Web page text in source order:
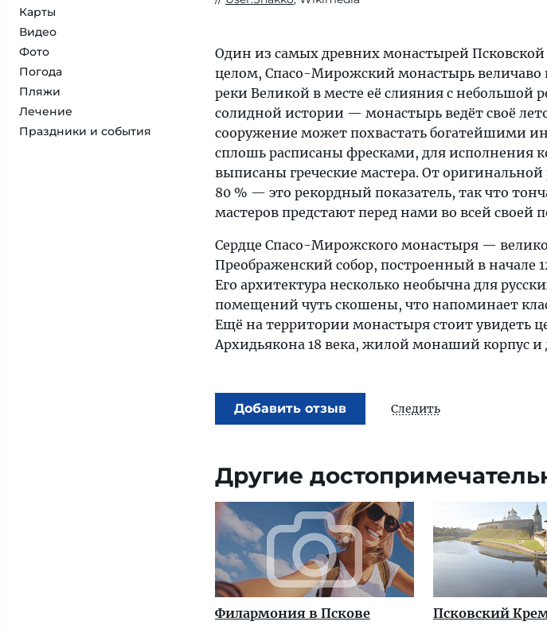
Карты
Видео
Фото
Погода
Пляжи
Лечение
Праздники и события
Один из самых древних монастырей
целом, Спасо-Мирожский монастырь величаво
реки Великой в месте её слияния с
солидной истории — монастырь ведёт своё
сооружение может похвастать богатейшими
сплошь расписаны фресками, для исполнения
выписаны греческие мастера. От оригинальной
80 % — это рекордный показатель, так что
мастеров предстают перед нами во всей своей
Сердце Спасо-Мирожского монастыря —
Преображенский собор, построенный в начале
Его архитектура несколько необычна для
помещений чуть скошены, что напоминает
Ещё на территории монастыря стоит увидеть
Архидьякона 18 века, жилой монаший корпус и
Добавить отзыв Следить
Другие
Филармония в Пскове Псковский